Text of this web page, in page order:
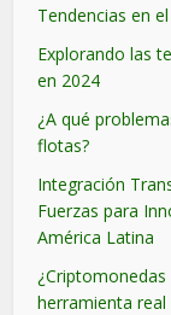
Tendencias en
Explorando las
en 2024
¿A qué
flotas?
Integración
Fuerzas para
América Latina
herramienta